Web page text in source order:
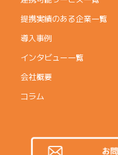
提携実績のある企業一覧
導入事例
インタビュー一覧
会社概要
コラム